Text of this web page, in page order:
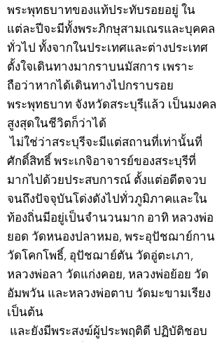
พระพุทธบาทของแท้ประทับรอยอยู่ ใน
แต่ละปีจะมีทั้งพระภิกษุสามเณรและบุคคล
ทั่วไป ทั้งจากในประเทศและต่างประเทศ
ตั้งใจเดินทางมากราบนมัสการ เพราะ
ถือว่าหากได้เดินทางไปกราบรอย
พระพุทธบาท จังหวัดสระบุรีแล้ว เป็นมงคล
สูงสุดในชีวิตก็ว่าได้
ไม่ใช่ว่าสระบุรีจะมีแต่สถานที่เท่านั้นที่
ศักดิ์สิทธิ์ พระเกจิอาจารย์ของสระบุรีที่
มากไปด้วยประสบการณ์ ตั้งแต่อดีตจวบ
จนถึงปัจจุบันโด่งดังไปทั่วภูมิภาคและใน
ท้องถิ่นมีอยู่เป็นจำนวนมาก อาทิ หลวงพ่อ
ยอด วัดหนองปลาหมอ, พระอุปัชฌาย์กาน
วัดโคกโพธิ์, อุปัชฌาย์ตัน วัดอู่ตะเภา,
หลวงพ่อลา วัดแก่งคอย, หลวงพ่อย้อย วัด
อัมพวัน และหลวงพ่อตาบ วัดมะขามเรียง
เป็นต้น
และยังมีพระสงฆ์ผู้ประพฤติดี ปฏิบัติชอบ